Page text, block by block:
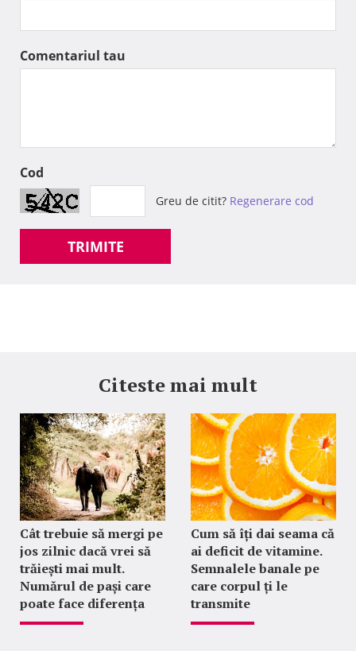
Comentariul tau
Cod
Greu de citit? Regenerare cod
TRIMITE
Citeste mai mult
Cât trebuie să mergi pe
jos zilnic dacă vrei să
trăiești mai mult.
Numărul de pași care
poate face diferența
Cum să îți dai seama că
ai deficit de vitamine.
Semnalele banale pe
care corpul ți le
transmite